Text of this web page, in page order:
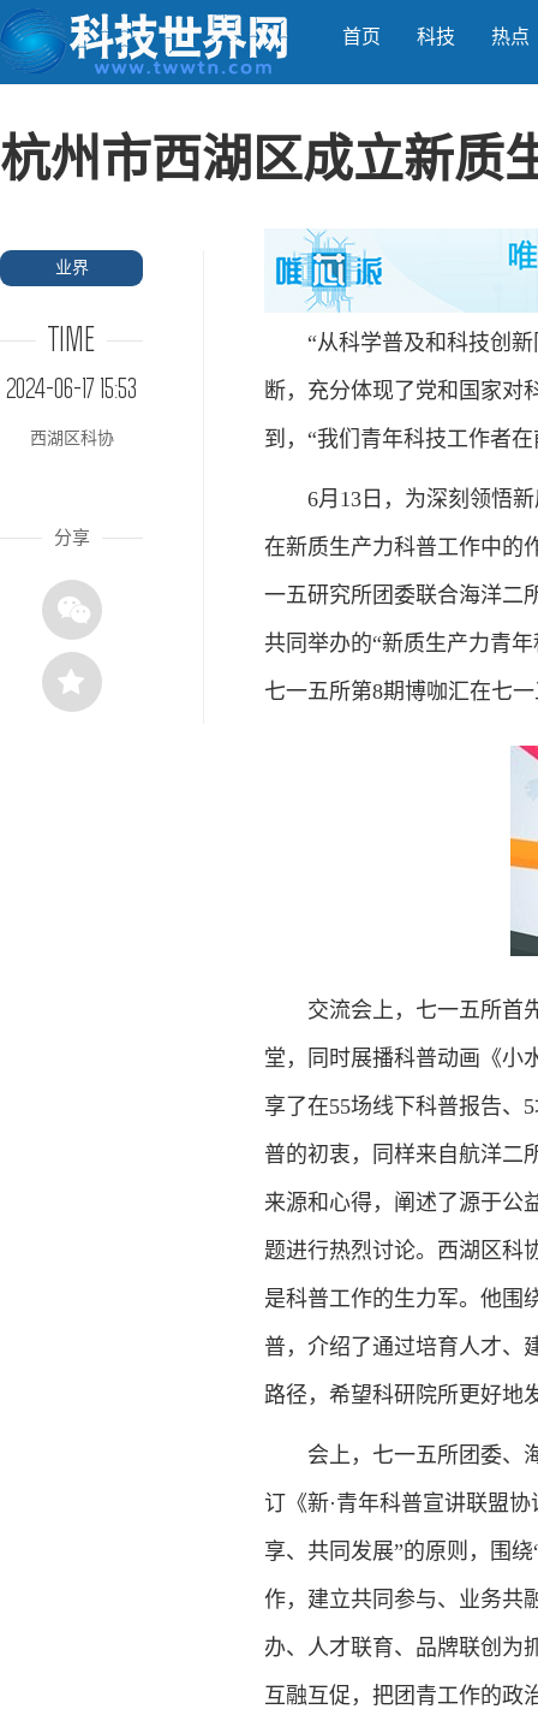
首页 科技 热点
杭州市西湖区成立新质
业界
TIME
2024-06-17 15:53
西湖区科协
分享
“从科学普及和科技创新
断，充分体现了党和国家对
到，“我们青年科技工作者
6月13日，为深刻领悟新
在新质生产力科普工作中的
一五研究所团委联合海洋二
共同举办的“新质生产力青
七一五所第8期博咖汇在七
交流会上，七一五所首先
堂，同时展播科普动画《小
享了在55场线下科普报告、
普的初衷，同样来自航洋二
来源和心得，阐述了源于公
题进行热烈讨论。西湖区科
是科普工作的生力军。他围
普，介绍了通过培育人才、
路径，希望科研院所更好地
会上，七一五所团委、海
订《新·青年科普宣讲联盟
享、共同发展”的原则，围
作，建立共同参与、业务共
办、人才联育、品牌联创为
互融互促，把团青工作的政